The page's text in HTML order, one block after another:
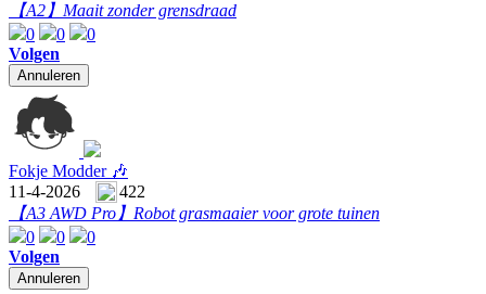
【A2】 Maait zonder grensdraad
0
0
0
Volgen
Annuleren
Fokje Modder 🎶
11-4-2026
422
【A3 AWD Pro】 Robot grasmaaier voor grote tuinen
0
0
0
Volgen
Annuleren